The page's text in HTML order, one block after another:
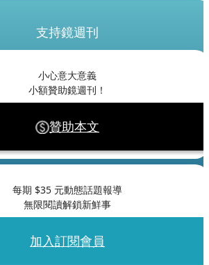
支持鏡週刊
小心意大意義
小額贊助鏡週刊！
贊助本文
每期 $35 元動態話題報導
無限閱讀解鎖新鮮事
加入訂閱會員